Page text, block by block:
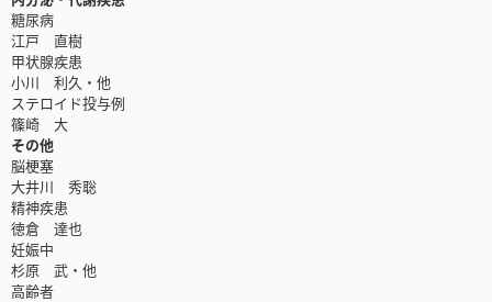
糖尿病
江戸 直樹
甲状腺疾患
小川 利久・他
ステロイド投与例
篠崎 大
その他
脳梗塞
大井川 秀聡
精神疾患
徳倉 達也
妊娠中
杉原 武・他
高齢者